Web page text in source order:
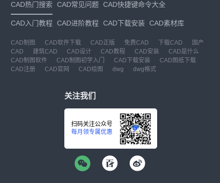
CAD热门搜索 CAD常见问题 CAD快捷键命令大全
CAD入门教程 CAD进阶教程 CAD下载安装 CAD素材库
CAD制图 CAD软件下载 CAD正版 免费CAD 下载CAD
国产
CAD
建筑CAD CAD设计 CAD教程 CAD安装
CAD是什么
CAD制图软件
CAD制图初学入门 CAD下载安装
CAD图纸下载
CAD注册
CAD官网 CAD绘图 dwg dwg格式
关注我们
扫码关注公众号
每月领专属优惠